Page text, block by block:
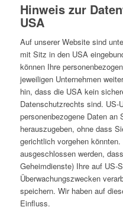
Hinweis zur
USA
Auf unserer Website sind
mit Sitz in den USA
können Ihre
jeweiligen Unternehmen
hin, dass die USA kein
Datenschutzrechts sind. US-
personenbezogene Daten an
herauszugeben, ohne dass
gerichtlich vorgehen
ausgeschlossen werden,
Geheimdienste) Ihre auf US-
Überwachungszwecken
speichern. Wir haben auf
Einfluss.